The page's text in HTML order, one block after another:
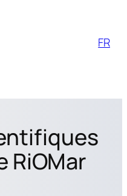
FR
RiOMar